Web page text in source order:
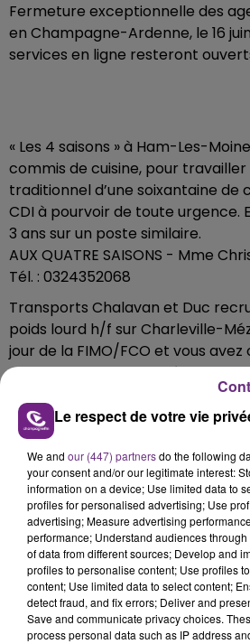
Fermeture exceptionnelle des
en Champagne-Ardenne, le 16
services en ligne resteront
« Les 4 saisons » à Ham-Les-
commis de cuisine, pour
traditionnel d’une soixantaine de
CDI à pourvoir de toute urgence.
3 ans sur un poste similaire.
AUX QUATRE SAISONS - Mme
Tél. : 0324352068
Transports Chalavan et Duc
poids lourd h/f sur Charleville-
jour de la FIMO/FCO et vous
carte conducteur numérique.
Permis EC obligatoire, débutant
TRANSPORTS CHALAVAN ET
joelmerle@chalavanduc.fr
L’enseigne Carrefour à Châlons
recherche un boulanger ou une
CARREFOUR
M. DUQUESNE SYLVAIN
CV PAR MAIL A M DUQUESNE –
Studio 12 à Dormans recrute un
Le respect de votre vie
We and our (447) partnersdo the following
your consent and/or our legitimate interest:
information on a device; Use limited data to
profiles for personalised advertising; Use
advertising; Measure advertising
performance; Understand audiences
of data from different sources; Develop and
profiles to personalise content; Use profiles
content; Use limited data to select content;
detect fraud, and fix errors; Deliver and
Save and communicate privacy choices.
process personal data such as IP address